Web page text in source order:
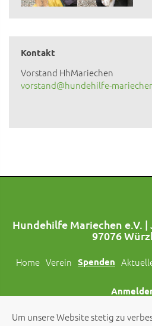
Kontakt
Vorstand HhMariechen
vorstand@hundehilfe-
Hundehilfe Mariechen e.V. |
97076
Home Verein Spenden
Folgt uns auch auf
Um unsere Website stetig zu